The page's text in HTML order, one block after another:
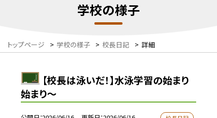
学校の様子
トップページ > 学校の様子 > 校長日記 > 詳細
【校長は泳いだ！】水泳学習の始まり
始まり～